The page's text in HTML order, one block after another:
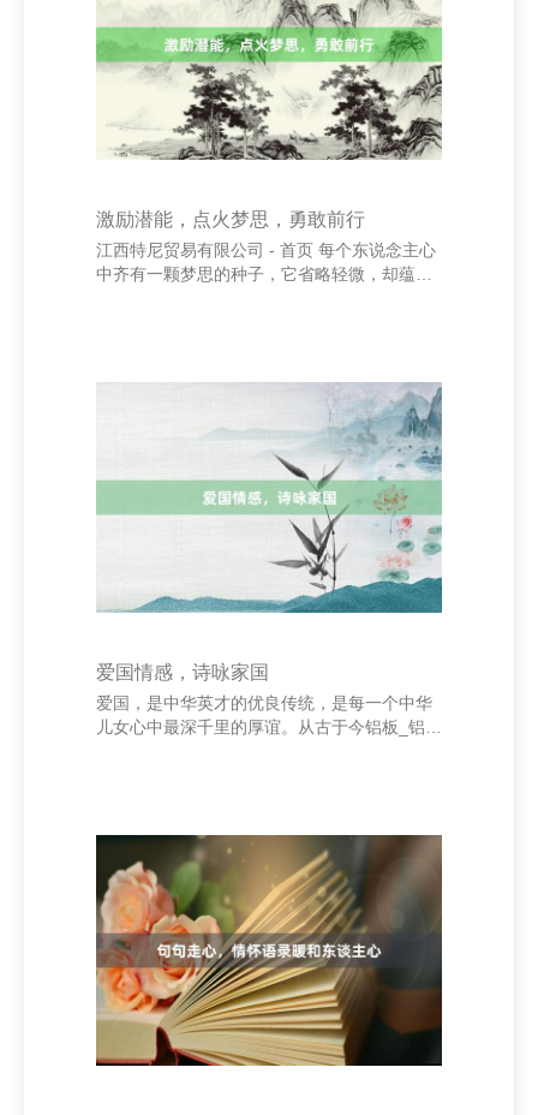
激励潜能，点火梦思，勇敢前行
江西特尼贸易有限公司 - 首页 每个东说念主心
中齐有一颗梦思的种子，它省略轻微，却蕴含
老是被发现，但一朝被叫醒，便能开释出惊东
说念主的能量。靠近挑战时，咱们连续低估了
我方的工夫，其实只须勇于尝试，就能防碍自
我局限。正如一句话所说：“你耐久不知说念我
方有多浩大，直到你简直去发奋。” 梦思，则
是咱们前行的标的。它像一盏明灯，照亮咱们
爱国情感，诗咏家国
爱国，是中华英才的优良传统，是每一个中华
儿女心中最深千里的厚谊。从古于今铝板_铝带
姿飒爽，谈出了忠贞叛逆的爱国精神；“王师北
定华夏季，家祭无忘告乃翁。”陆游临终前的派
遣，录用了对国度谐和的深入期盼。这些诗句
穿越时空，激发着一代又一代东谈主高潮图
强。 江西特尼贸易有限公司 - 首页 在今天，爱
国情感照旧熠熠生辉。它不仅体当今危难期间